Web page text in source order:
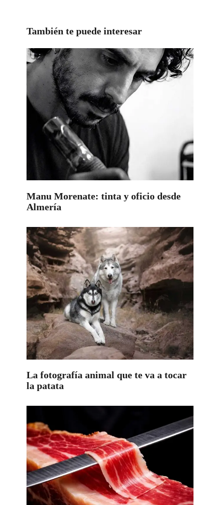
También te puede interesar
Manu Morenate: tinta y oficio desde
Almería
La fotografía animal que te va a tocar
la patata